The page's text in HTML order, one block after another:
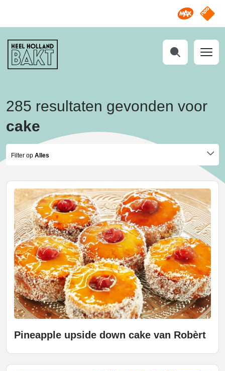
Omroep
NPO
Heel
Holland
Bakt
285 resultaten gevonden voor
cake
Filter op Alles
Pineapple upside down cake van Robèrt